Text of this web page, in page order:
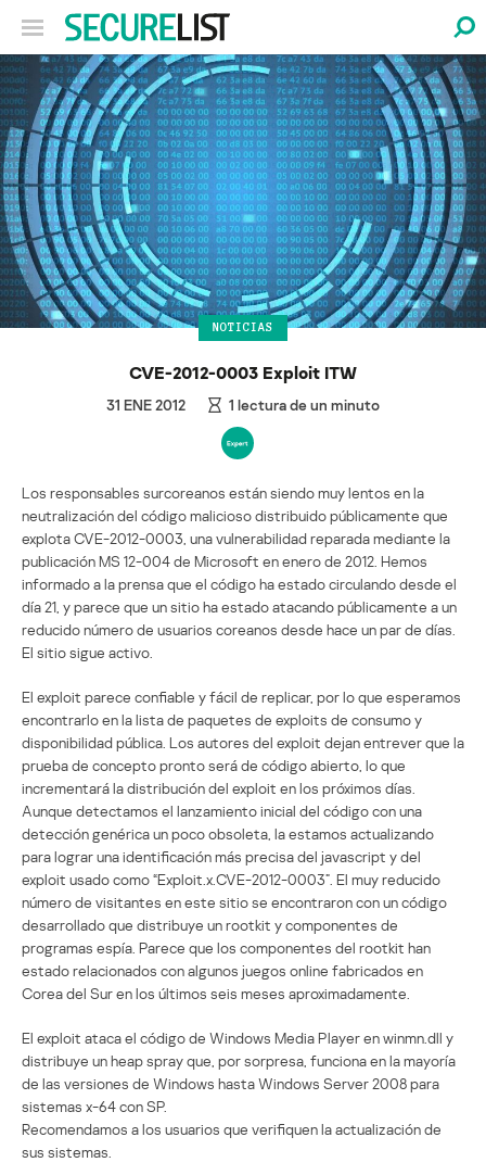
NOTICIAS
CVE-2012-0003 Exploit ITW
31 ENE 2012 1 lectura de un minuto
Los responsables surcoreanos están siendo muy lentos en la
neutralización del código malicioso distribuido públicamente que
explota CVE-2012-0003, una vulnerabilidad reparada mediante la
publicación MS 12-004 de Microsoft en enero de 2012. Hemos
informado a la prensa que el código ha estado circulando desde el
día 21, y parece que un sitio ha estado atacando públicamente a un
reducido número de usuarios coreanos desde hace un par de días.
El sitio sigue activo.
El exploit parece confiable y fácil de replicar, por lo que esperamos
encontrarlo en la lista de paquetes de exploits de consumo y
disponibilidad pública. Los autores del exploit dejan entrever que la
prueba de concepto pronto será de código abierto, lo que
incrementará la distribución del exploit en los próximos días.
Aunque detectamos el lanzamiento inicial del código con una
detección genérica un poco obsoleta, la estamos actualizando
para lograr una identificación más precisa del javascript y del
exploit usado como “Exploit.x.CVE-2012-0003”. El muy reducido
número de visitantes en este sitio se encontraron con un código
desarrollado que distribuye un rootkit y componentes de
programas espía. Parece que los componentes del rootkit han
estado relacionados con algunos juegos online fabricados en
Corea del Sur en los últimos seis meses aproximadamente.
El exploit ataca el código de Windows Media Player en winmn.dll y
distribuye un heap spray que, por sorpresa, funciona en la mayoría
de las versiones de Windows hasta Windows Server 2008 para
sistemas x-64 con SP.
Recomendamos a los usuarios que verifiquen la actualización de
sus sistemas.